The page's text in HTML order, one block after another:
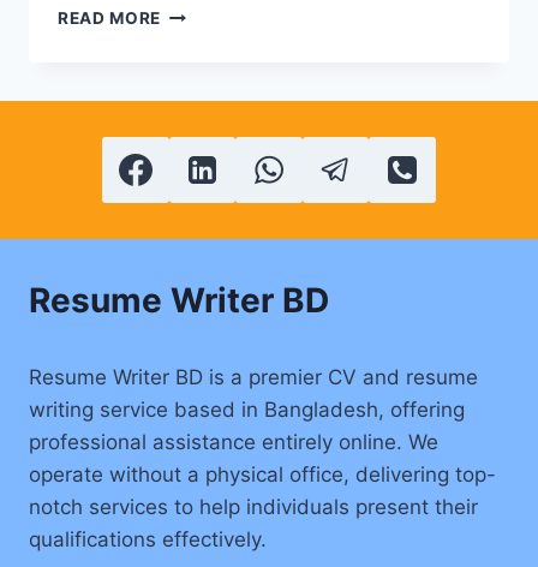
READ MORE নিখুঁত,
সিভি
লেখার
পূর্ণাঙ্গ
Resume Writer BD
Resume Writer BD is a premier CV and resume
writing service based in Bangladesh, offering
professional assistance entirely online. We
operate without a physical office, delivering top-
notch services to help individuals present their
qualifications effectively.